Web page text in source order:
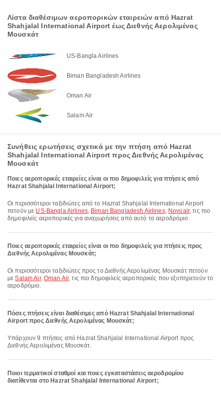
Λίστα διαθέσιμων αεροπορικών εταιρειών από Hazrat
Shahjalal International Airport έως Διεθνής Αερολιμένας
Μουσκάτ
US-Bangla Airlines
Biman Bangladesh Airlines
Oman Air
Salam Air
Συνήθεις ερωτήσεις σχετικά με την πτήση από Hazrat
Shahjalal International Airport προς Διεθνής Αερολιμένας
Μουσκάτ
Ποιες αεροπορικές εταιρείες είναι οι πιο δημοφιλείς για πτήσεις από
Hazrat Shahjalal International Airport;
Οι περισσότεροι ταξιδιώτες από το Hazrat Shahjalal International Airport
πετούν με US-Bangla Airlines, Biman Bangladesh Airlines, Novoair, τις πιο
δημοφιλείς αεροπορικές για αναχωρήσεις από αυτό το αεροδρόμιο.
Ποιες αεροπορικές εταιρείες είναι οι πιο δημοφιλείς για πτήσεις προς
Διεθνής Αερολιμένας Μουσκάτ;
Οι περισσότεροι ταξιδιώτες προς το Διεθνής Αερολιμένας Μουσκάτ πετούν
μεSalam Air, Oman Air, τις πιο δημοφιλείς αεροπορικές που εξυπηρετούν το
αεροδρόμιο.
Πόσες πτήσεις είναι διαθέσιμες από Hazrat Shahjalal International
Airport προς Διεθνής Αερολιμένας Μουσκάτ;
Υπάρχουν 9 πτήσεις από Hazrat Shahjalal International Airport προς
Διεθνής Αερολιμένας Μουσκάτ.
Ποιοι τερματικοί σταθμοί και ποιες εγκαταστάσεις αεροδρομίου
διατίθενται στο Hazrat Shahjalal International Airport;